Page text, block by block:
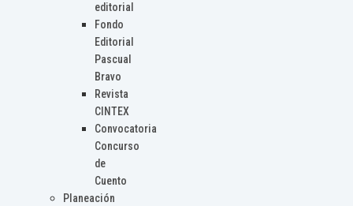
editorial
Fondo
Editorial
Pascual
Bravo
Revista
CINTEX
Convocatoria
Concurso
de
Cuento
Planeación